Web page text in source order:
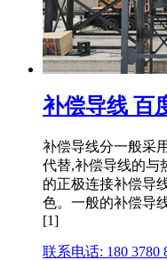
补偿导线 百
补偿导线分一般采
代替,补偿导线的与
的正极连接补偿导
色。一般的补偿导
[1]
联系电话: 180 3780